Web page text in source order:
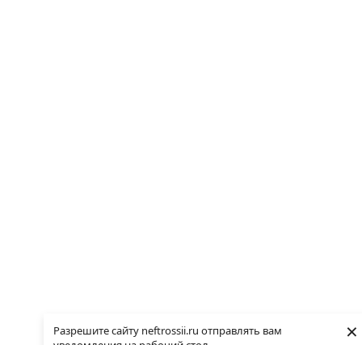
Разрешите сайту neftrossii.ru отправлять вам
×